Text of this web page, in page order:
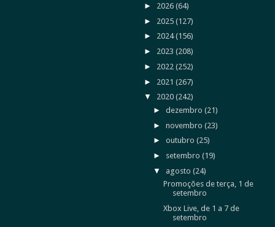
► 2026 (64)
► 2025 (127)
► 2024(156)
► 2023 (208)
► 2022 (252)
► 2021 (267)
▼ 2020 (242)
►dezembro(21)
►novembro(23)
►outubro(25)
► setembro(19)
▼ agosto(24)
Promoções de terça, 1 de
setembro
Xbox Live, de 1 a 7 de
setembro